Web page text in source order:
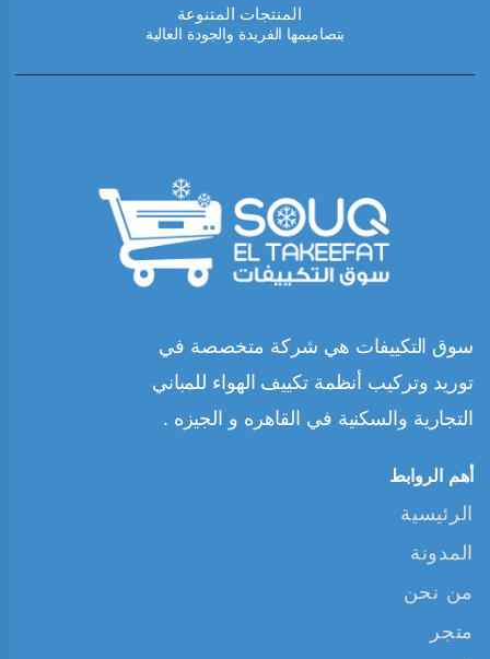
المنتجات المتنوعة
بتصاميمها الفريدة والجودة العالية
سوق التكييفات هي شركة متخصصة في
توريد وتركيب أنظمة تكييف الهواء للمباني
التجارية والسكنية في القاهره و الجيزه .
أهم الروابط
الرئيسية
المدونة
من نحن
متجر